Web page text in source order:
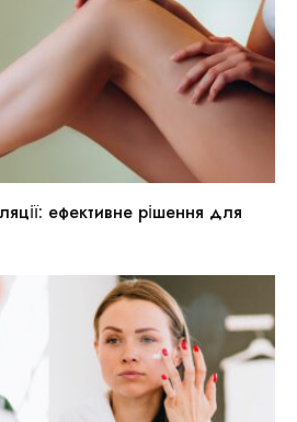
ефективне рішення для